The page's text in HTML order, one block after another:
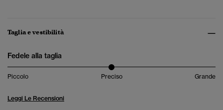
Taglia e vestibilità
Fedele alla taglia
Piccolo Preciso Grande
Leggi Le Recensioni